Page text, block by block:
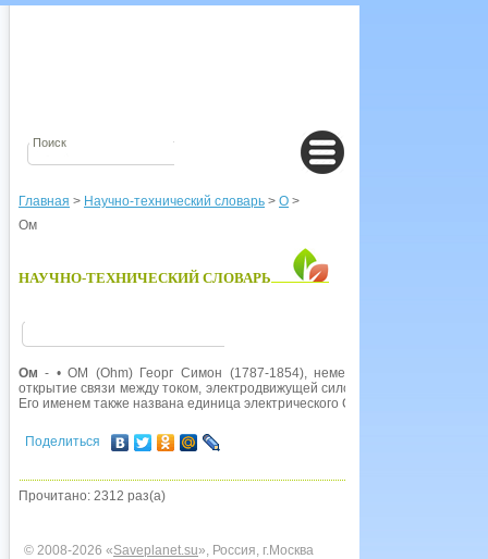
Главная > Научно-технический словарь > О >
Ом
НАУЧНО-ТЕХНИЧЕСКИЙ СЛОВАРЬ
Ом - • ОМ (Ohm) Георг Симон (1787-1854), немецкий физик. Был
открытие связи между током, электродвижущей силой и
Его именем также названа единица электрического СОПРОТИВЛЕНИЯ
Поделиться
Прочитано: 2312 раз(а)
© 2008-2026 «Saveplanet.su», Россия, г.Москва